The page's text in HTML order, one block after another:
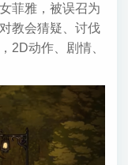
菲雅，被误召为
教会猜疑、讨伐
2D动作、剧情、